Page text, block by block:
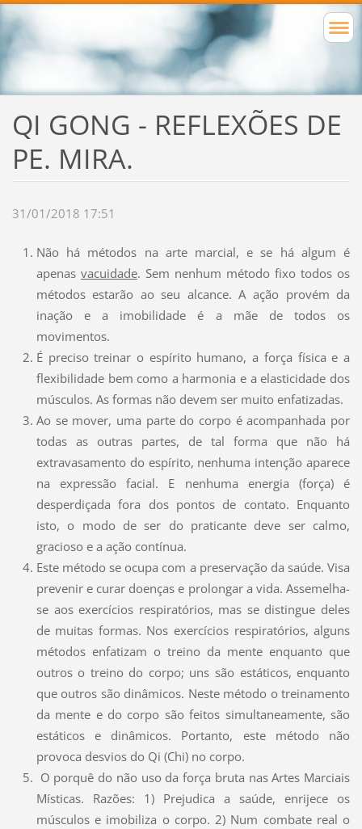
QI GONG - REFLEXÕES DE
PE. MIRA.
31/01/2018 17:51
Não há métodos na arte marcial, e se há algum é
apenas vacuidade. Sem nenhum método fixo todos os
métodos estarão ao seu alcance. A ação provém da
inação e a imobilidade é a mãe de todos os
movimentos.
É preciso treinar o espírito humano, a força física e a
flexibilidade bem como a harmonia e a elasticidade dos
músculos. As formas não devem ser muito enfatizadas.
Ao se mover, uma parte do corpo é acompanhada por
todas as outras partes, de tal forma que não há
extravasamento do espírito, nenhuma intenção aparece
na expressão facial. E nenhuma energia (força) é
desperdiçada fora dos pontos de contato. Enquanto
isto, o modo de ser do praticante deve ser calmo,
gracioso e a ação contínua.
Este método se ocupa com a preservação da saúde. Visa
prevenir e curar doenças e prolongar a vida. Assemelha-
se aos exercícios respiratórios, mas se distingue deles
de muitas formas. Nos exercícios respiratórios, alguns
métodos enfatizam o treino da mente enquanto que
outros o treino do corpo; uns são estáticos, enquanto
que outros são dinâmicos. Neste método o treinamento
da mente e do corpo são feitos simultaneamente, são
estáticos e dinâmicos. Portanto, este método não
provoca desvios do Qi (Chi) no corpo.
O porquê do não uso da força bruta nas Artes Marciais
Místicas. Razões: 1) Prejudica a saúde, enrijece os
músculos e imobiliza o corpo. 2) Num combate real o